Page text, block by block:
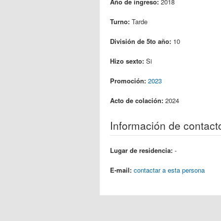
Turno: Tarde
División de 5to año: 10
Hizo sexto: Si
Promoción: 2023
Acto de colación: 2024
Información de
Lugar de residencia: -
E-mail: contactar a esta persona